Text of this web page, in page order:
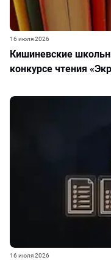
Кишиневские
конкурсе чтения
16 июля 2026
16 июля 2026